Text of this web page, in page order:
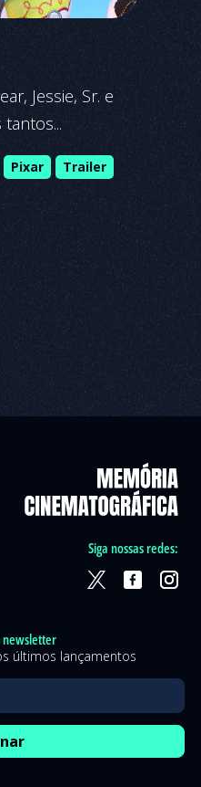
Jessie, Sr. e
Pixar
Trailer
newsletter
últimos lançamentos
Siga nossas redes: